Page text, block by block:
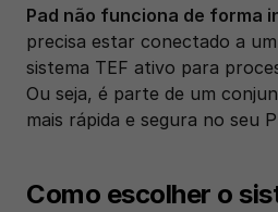
Pad não funciona de forma
precisa estar conectado a
sistema TEF ativo para
Ou seja, é parte de um
mais rápida e segura no seu
Como escolher o